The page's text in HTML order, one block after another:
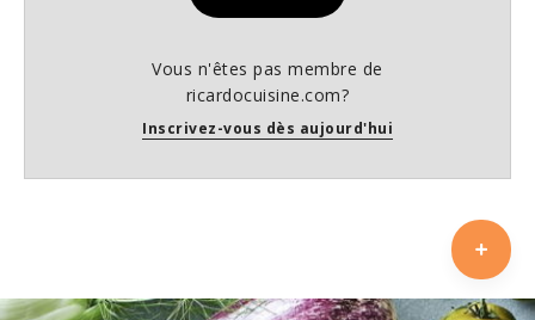
Vous n'êtes pas membre de
ricardocuisine.com?
Inscrivez-vous dès aujourd'hui